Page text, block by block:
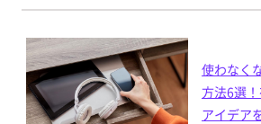
使わなく
方法6選
アイデア